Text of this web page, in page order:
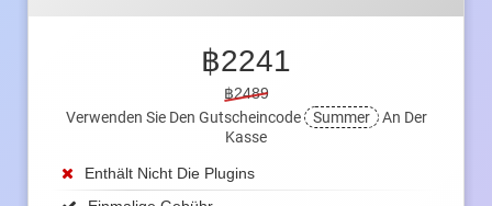
฿2241
฿2489
Verwenden Sie Den Gutscheincode
Summer An Der
Kasse
Enthält Nicht Die Plugins